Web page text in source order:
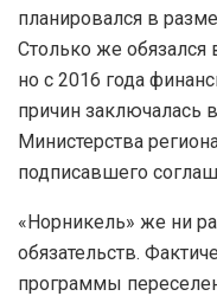
планировался в
Столько же
но с 2016 года
причин заключалась
Министерства
подписавшего
«Норникель» же ни
обязательств.
программы